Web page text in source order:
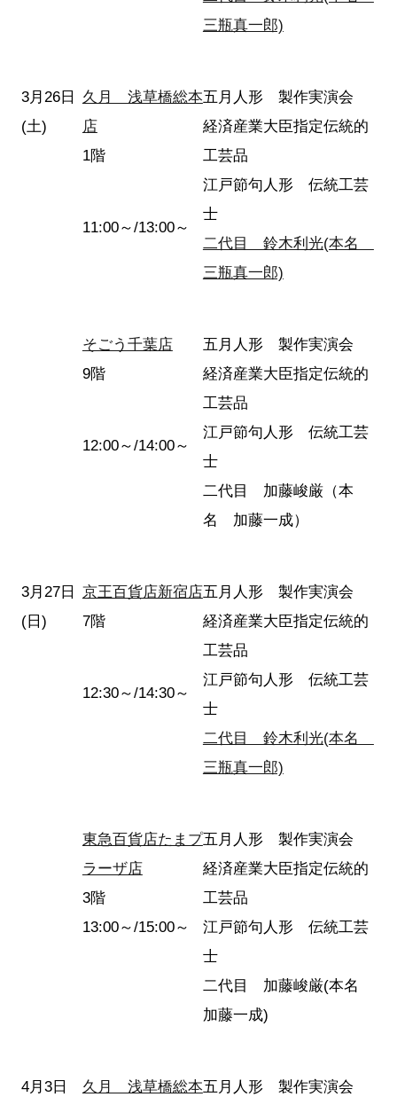
三瓶真一郎)
3月26日
(土)
久月 浅草橋総本
店
1階
11:00～/13:00～
五月人形 製作実演会
経済産業大臣指定伝統的
工芸品
江戸節句人形 伝統工芸
士
二代目 鈴木利光(本名
三瓶真一郎)
そごう千葉店
9階
12:00～/14:00～
五月人形 製作実演会
経済産業大臣指定伝統的
工芸品
江戸節句人形 伝統工芸
士
二代目 加藤峻厳（本
名 加藤一成）
3月27日
(日)
京王百貨店新宿店
7階
12:30～/14:30～
五月人形 製作実演会
経済産業大臣指定伝統的
工芸品
江戸節句人形 伝統工芸
士
二代目 鈴木利光(本名
三瓶真一郎)
東急百貨店たまプ
ラーザ店
3階
13:00～/15:00～
五月人形 製作実演会
経済産業大臣指定伝統的
工芸品
江戸節句人形 伝統工芸
士
二代目 加藤峻厳(本名
加藤一成)
4月3日
久月 浅草橋総本五月人形 製作実演会